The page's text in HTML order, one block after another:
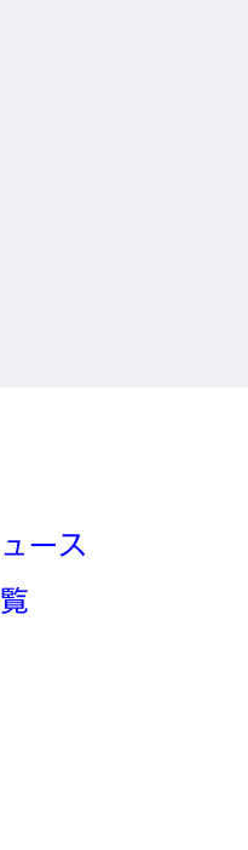
ース